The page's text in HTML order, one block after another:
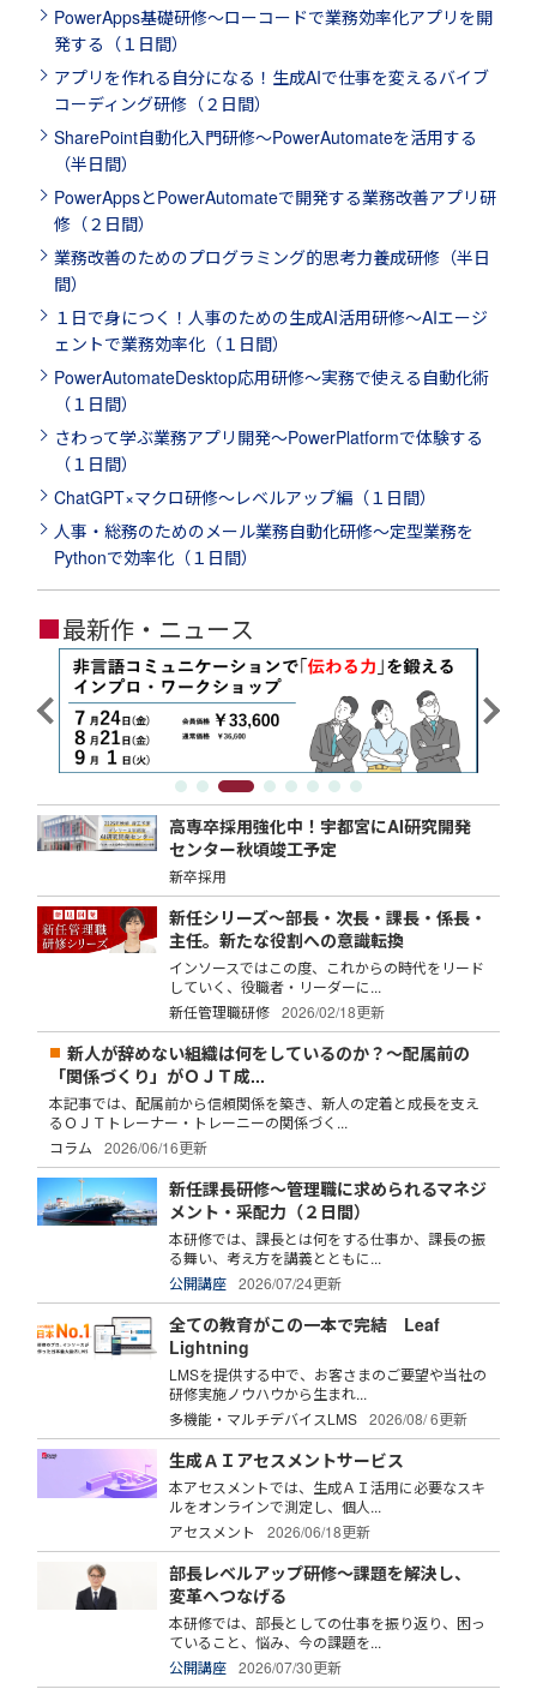
PowerApps基礎研修～ローコードで業務効率化アプリを開
発する（１日間）
アプリを作れる自分になる！生成AIで仕事を変えるバイブ
コーディング研修（２日間）
SharePoint自動化入門研修～PowerAutomateを活用する
（半日間）
PowerAppsとPowerAutomateで開発する業務改善アプリ研
修（２日間）
業務改善のためのプログラミング的思考力養成研修（半日
間）
１日で身につく！人事のための生成AI活用研修～AIエージ
ェントで業務効率化（１日間）
PowerAutomateDesktop応用研修～実務で使える自動化術
（１日間）
さわって学ぶ業務アプリ開発～PowerPlatformで体験する
（１日間）
ChatGPT×マクロ研修～レベルアップ編（１日間）
人事・総務のためのメール業務自動化研修～定型業務を
Pythonで効率化（１日間）
■最新作・ニュース
高専卒採用強化中！宇都宮にAI研究開発
センター秋頃竣工予定
新卒採用
新任シリーズ～部長・次長・課長・係長・
主任。新たな役割への意識転換
インソースではこの度、これからの時代をリード
していく、役職者・リーダーに...
新任管理職研修
2026/02/18更新
新人が辞めない組織は何をしているのか？～配属前の
「関係づくり」がＯＪＴ成...
本記事では、配属前から信頼関係を築き、新人の定着と成長を支え
るＯＪＴトレーナー・トレーニーの関係づく...
コラム
2026/06/16更新
新任課長研修～管理職に求められるマネジ
メント・采配力（２日間）
本研修では、課長とは何をする仕事か、課長の振
る舞い、考え方を講義とともに...
公開講座
2026/07/24更新
全ての教育がこの一本で完結 Leaf
Lightning
LMSを提供する中で、お客さまのご要望や当社の
研修実施ノウハウから生まれ...
多機能・マルチデバイスLMS
2026/08/ 6更新
生成ＡＩアセスメントサービス
本アセスメントでは、生成ＡＩ活用に必要なスキ
ルをオンラインで測定し、個人...
アセスメント
2026/06/18更新
部長レベルアップ研修～課題を解決し、
変革へつなげる
本研修では、部長としての仕事を振り返り、困っ
ていること、悩み、今の課題を...
公開講座
2026/07/30更新